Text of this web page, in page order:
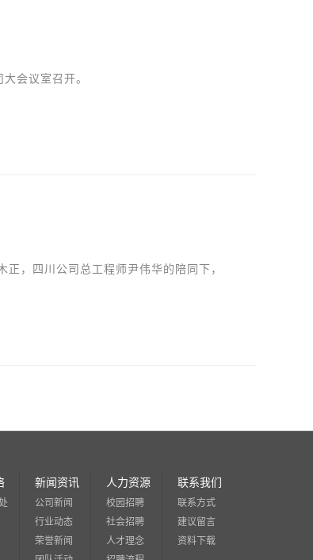
会议室召开。
，四川公司总工程师尹伟华的陪同下，
新闻资讯
公司新闻
行业动态
荣誉新闻
人力资源
校园招聘
社会招聘
人才理念
联系我们
联系方式
建议留言
资料下载